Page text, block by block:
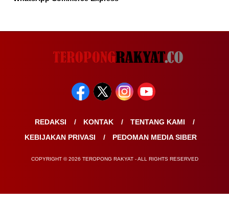
REDAKSI KONTAK
TENTANG KAMI
KEBIJAKAN PRIVASI
PEDOMAN MEDIA SIBER
COPYRIGHT © 2026 TEROPONG RAKYAT - ALL RIGHTS RESERVED